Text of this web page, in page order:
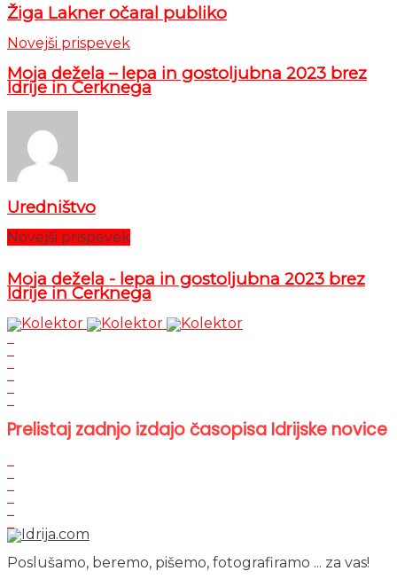
Žiga Lakner očaral publiko
Novejši prispevek
Moja dežela – lepa in gostoljubna 2023 brez
Idrije in Cerknega
Uredništvo
Novejši prispevek
Moja dežela - lepa in gostoljubna 2023 brez
Idrije in Cerknega
Prelistaj zadnjo izdajo časopisa Idrijske novice
Poslušamo, beremo, pišemo, fotografiramo ... za vas!